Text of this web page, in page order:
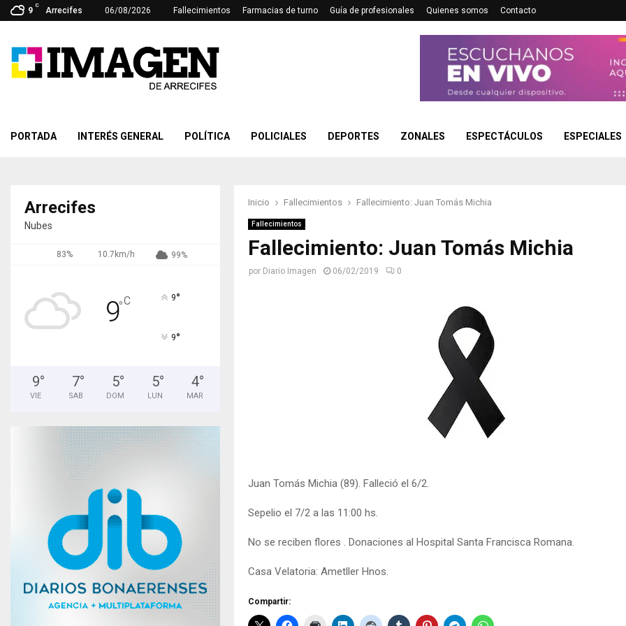
9
C
Arrecifes 06/08/2026 Fallecimientos Farmacias de turno Guía de profesionales Quienes somos Contacto
PORTADA INTERÉS GENERAL POLÍTICA POLICIALES DEPORTES ZONALES ESPECTÁCULOS ESPECIALES
Inicio Fallecimientos Fallecimiento: Juan Tomás Michia
Fallecimientos
Fallecimiento: Juan Tomás Michia
por Diario Imagen 06/02/2019 0
Juan Tomás Michia (89). Falleció el 6/2.
Sepelio el 7/2 a las 11:00 hs.
No se reciben flores . Donaciones al Hospital Santa Francisca Romana.
Casa Velatoria: Ametller Hnos.
Compartir:
Arrecifes
Nubes
83% 10.7km/h 99%
9°C 9°
9°
9°
VIE
7°
SAB
5°
DOM
5°
LUN
4°
MAR